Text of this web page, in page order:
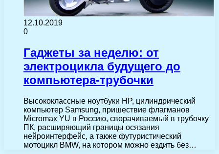
12.10.2019
0
Гаджеты за неделю: от
электроцикла будущего до
компьютера-трубочки
Высококлассные ноутбуки HP, цилиндрический
компьютер Samsung, пришествие флагманов
Micromax YU в Россию, сворачиваемый в трубочку
ПК, расширяющий границы осязания
нейроинтерфейс, а также футуристический
мотоцикл BMW, на котором можно ездить без…